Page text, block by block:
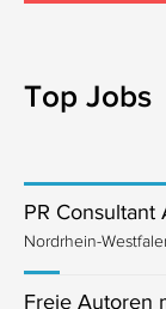
Top Jobs
PR Consultant
Nordrhein-
Freie Autoren